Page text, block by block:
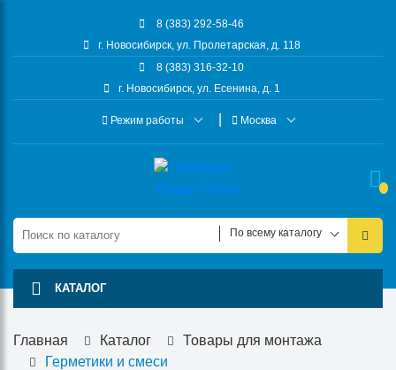
8 (383) 292-58-46
г. Новосибирск, ул. Пролетарская, д. 118
8 (383) 316-32-10
г. Новосибирск, ул. Есенина, д. 1
Режим работы Москва
По всему каталогу
КАТАЛОГ
Главная Каталог
Товары для монтажа
Герметики и смеси